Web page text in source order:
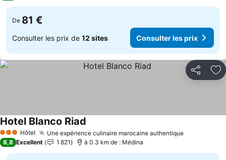
De 81 €
Consulter les prix de 12 sites Consulter les prix
Partager
3 ÉtoilesHôtel Une expérience culinaire marocaine authentiqueConsulter
Hotel Blanco Riad
8,8 Excellent 1 821 à 0.3 km de : Médina